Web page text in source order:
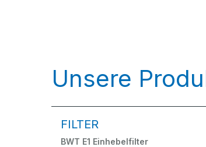
Unsere
FILTER
BWT E1 Einhebelfilter